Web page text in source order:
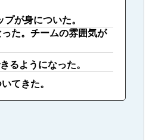
プが身についた。
た。チームの雰囲気が
るようになった。
てきた。